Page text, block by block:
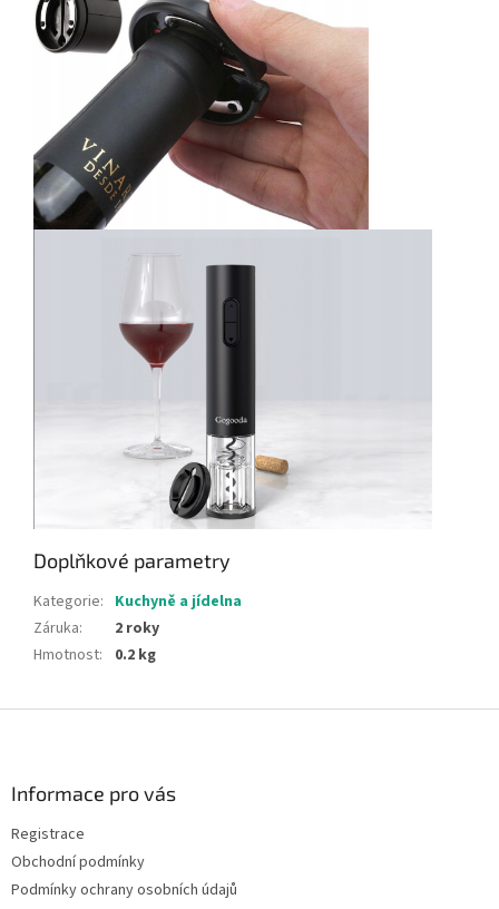
Doplňkové parametry
Kategorie: Kuchyně a jídelna
Záruka:
2 roky
Hmotnost: 0.2 kg
Informace pro vás
Registrace
Obchodní podmínky
Podmínky ochrany osobních údajů